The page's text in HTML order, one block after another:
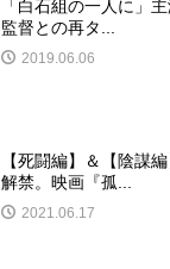
「白石組の一人に」
監督との再タ...
2019.06.06
【死闘編】＆【陰謀
解禁。映画『孤...
2021.06.17